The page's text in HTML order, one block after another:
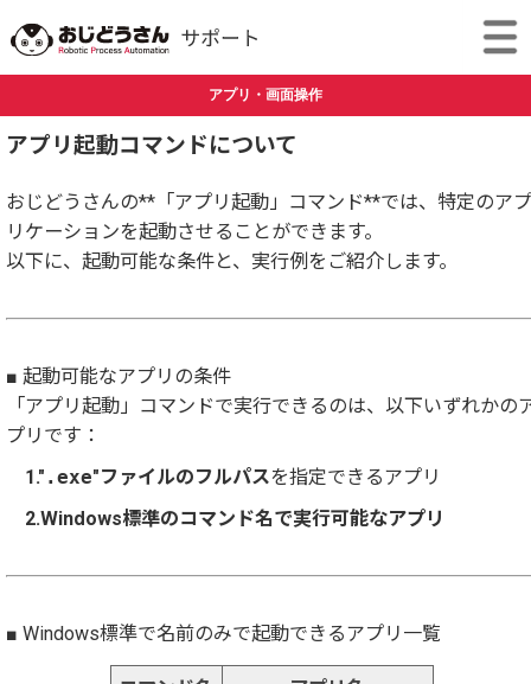
アプリ・画面操作
アプリ起動コマンドについて
おじどうさんの**「アプリ起動」コマンド**では、特定のアプ
リケーションを起動させることができます。
以下に、起動可能な条件と、実行例をご紹介します。
■ 起動可能なアプリの条件
「アプリ起動」コマンドで実行できるのは、以下いずれかの
プリです：
1." .exe"ファイルのフルパスを指定できるアプリ
2.Windows標準のコマンド名で実行可能なアプリ
■ Windows標準で名前のみで起動できるアプリ一覧